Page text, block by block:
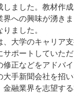
しました。教材作
界への興味が湧き
ました。
、大学のキャリア
サポートしていた
修正などをアドバ
大手新聞会社を招
金融業界を志望す